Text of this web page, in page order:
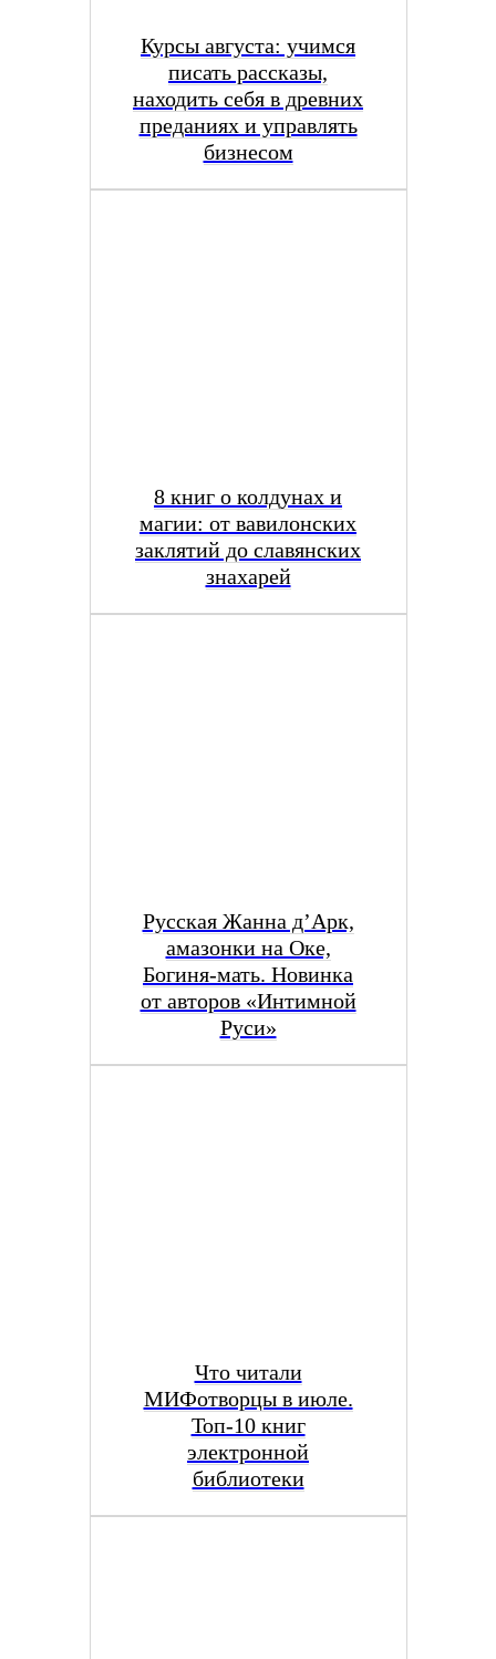
Курсы августа: учимся
писать рассказы,
находить себя в древних
преданиях и управлять
бизнесом
8 книг о колдунах и
магии: от вавилонских
заклятий до славянских
знахарей
Русская Жанна д’Арк,
амазонки на Оке,
Богиня-мать. Новинка
от авторов «Интимной
Руси»
Что читали
МИФотворцы в июле.
Топ-10 книг
электронной
библиотеки